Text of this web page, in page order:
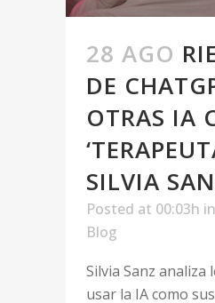
28 AGO
DE
OTRAS IA
SILVIA
Posted at 00:03h in
Blog
Silvia Sanz analiza
usar la IA como